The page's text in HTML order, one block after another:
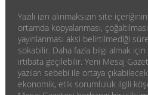
Yazılı izin alınmaksızın site
ortamda kopyalanması,
yayınlanması aksi belirtilmediği
sokabilir. Daha fazla bilgi almak
irtibata geçilebilir. Yeni Mesaj
yazıları sebebi ile ortaya
ekonomik, etik sorumluluk ilgili